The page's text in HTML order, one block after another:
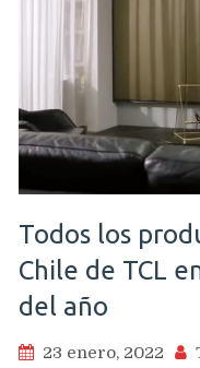
Todos los
Chile de TCL
del año
23 enero, 2022